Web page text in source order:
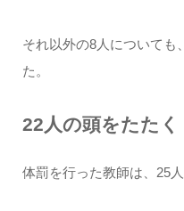
それ以外の8人についても
た。
22人の頭をたたく
体罰を行った教師は、25人